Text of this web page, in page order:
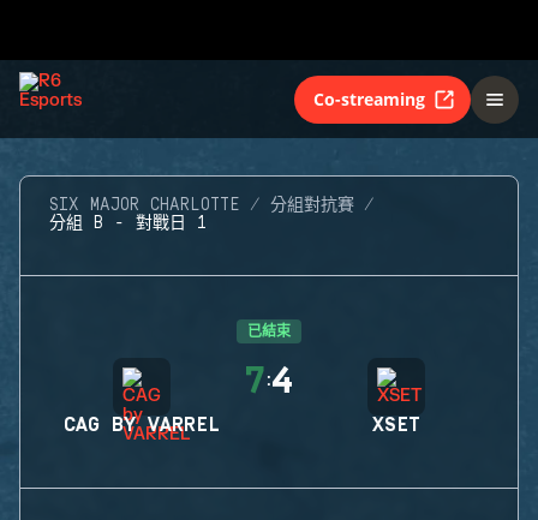
Co-streaming
SIX MAJOR CHARLOTTE
分組對抗賽
分組 B - 對戰日 1
已結束
CAG BY VARREL
7:4
XSET